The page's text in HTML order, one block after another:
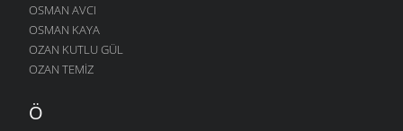
AĞLARDI
7 OCAK 2009
KÖYÜMÜ TANI
7 OCAK 2009
OSMAN AVCI
OSMAN KAYA
OZAN KUTLU GÜL
OZAN TEMIZ
Ö